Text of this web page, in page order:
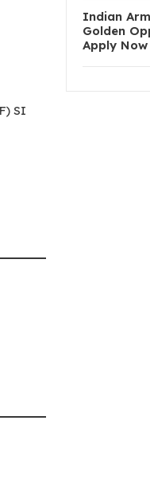
SI
Indian
Golden
Apply Now